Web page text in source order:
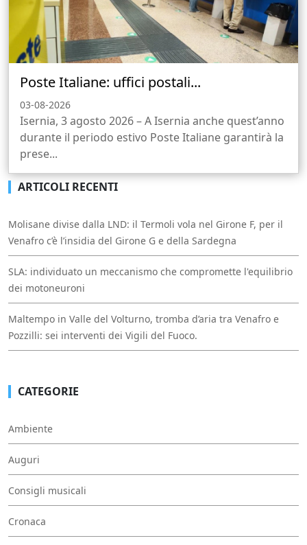
Poste Italiane: uffici postali...
03-08-2026
Isernia, 3 agosto 2026 – A Isernia anche quest’anno
durante il periodo estivo Poste Italiane garantirà la
prese...
ARTICOLI RECENTI
Molisane divise dalla LND: il Termoli vola nel Girone F, per il
Venafro c’è l’insidia del Girone G e della Sardegna
SLA: individuato un meccanismo che compromette l'equilibrio
dei motoneuroni
Maltempo in Valle del Volturno, tromba d’aria tra Venafro e
Pozzilli: sei interventi dei Vigili del Fuoco.
CATEGORIE
Ambiente
Auguri
Consigli musicali
Cronaca